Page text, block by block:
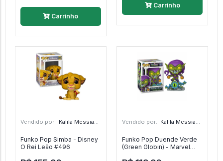
Carrinho
Carrinho
Vendido por: Kalila Messias - SP
Funko Pop Simba - Disney
O Rei Leão #496
Vendido por: Kalila Messias - SP
Funko Pop Duende Verde
(Green Globin) - Marvel